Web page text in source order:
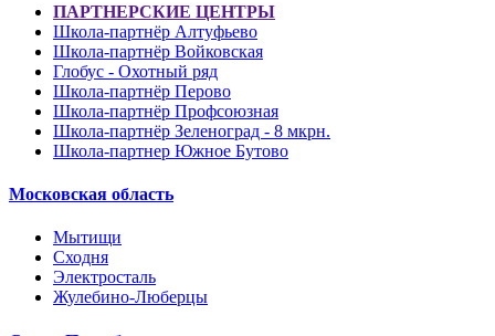
ПАРТНЕРСКИЕ ЦЕНТРЫ
Школа-партнёр Алтуфьево
Школа-партнёр Войковская
Глобус - Охотный ряд
Школа-партнёр Перово
Школа-партнёр Профсоюзная
Школа-партнёр Зеленоград - 8 мкрн.
Школа-партнер Южное Бутово
Московская область
Мытищи
Сходня
Электросталь
Жулебино-Люберцы